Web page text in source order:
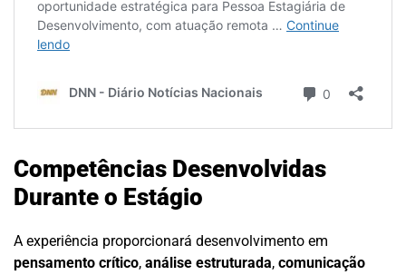
Competências Desenvolvidas
Durante o Estágio
A experiência proporcionará desenvolvimento em
pensamento crítico, análise estruturada, comunicação